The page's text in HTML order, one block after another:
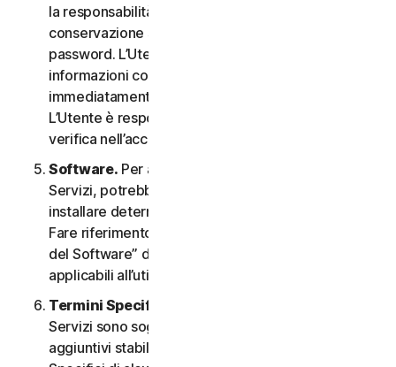
la responsabilità esclusiva di garantire la
conservazione sicura del proprio nome utente e
password. L’Utente non deve condividere queste
informazioni con altri e si impegna a riportare
immediatamente qualsiasi utilizzo non autorizzato.
L’Utente è responsabile di qualsiasi attività che si
verifica nell’account.
Software. Per accedere e utilizzare determinati
Servizi, potrebbe essere necessario scaricare e
installare determinati Software su un Dispositivo.
Fare riferimento alla clausola 3 - “Termini di Licenza
del Software” del CLS per i termini e le condizioni
applicabili all’utilizzo di tale Software.
Termini Specifici di alcuni Servizi.
Servizi sono soggetti a termini e condizioni
aggiuntivi stabiliti nella clausola 4 - “Termini